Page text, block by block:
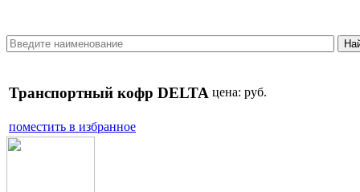
Транспортный кофр DELTA цена: руб.
поместить в избранное